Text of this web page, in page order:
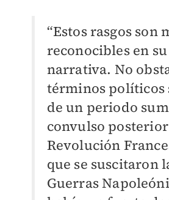
“Estos rasgos son
reconocibles en su
narrativa. No
términos políticos
de un periodo
convulso
Revolución
que se suscitaron
Guerras